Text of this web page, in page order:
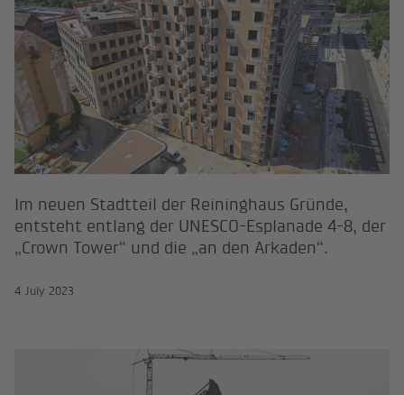
Im neuen Stadtteil der Reininghaus Gründe,
entsteht entlang der UNESCO-Esplanade 4-8, der
„Crown Tower“ und die „an den Arkaden“.
4 July 2023
Spatenstich in Wien Floridsdorf: